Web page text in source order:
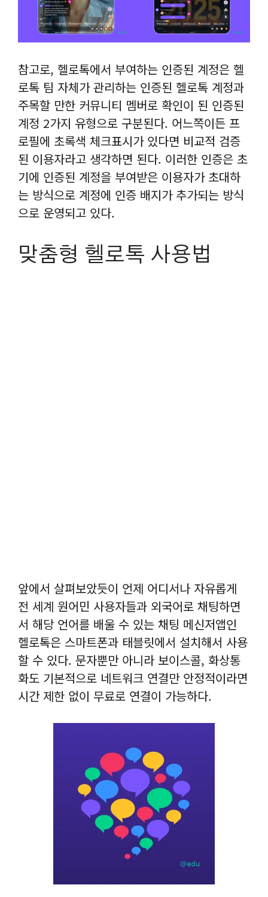
참고로, 헬로톡에서 부여하는 인증된 계정은 헬
로톡 팀 자체가 관리하는 인증된 헬로톡 계정과
주목할 만한 커뮤니티 멤버로 확인이 된 인증된
계정 2가지 유형으로 구분된다. 어느쪽이든 프
로필에 초록색 체크표시가 있다면 비교적 검증
된 이용자라고 생각하면 된다. 이러한 인증은 초
기에 인증된 계정을 부여받은 이용자가 초대하
는 방식으로 계정에 인증 배지가 추가되는 방식
으로 운영되고 있다.
맞춤형 헬로톡 사용법
앞에서 살펴보았듯이 언제 어디서나 자유롭게
전 세계 원어민 사용자들과 외국어로 채팅하면
서 해당 언어를 배울 수 있는 채팅 메신저앱인
헬로톡은 스마트폰과 태블릿에서 설치해서 사용
할 수 있다. 문자뿐만 아니라 보이스콜, 화상통
화도 기본적으로 네트워크 연결만 안정적이라면
시간 제한 없이 무료로 연결이 가능하다.